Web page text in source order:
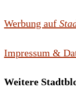
Werbung auf
Impressum &
Weitere